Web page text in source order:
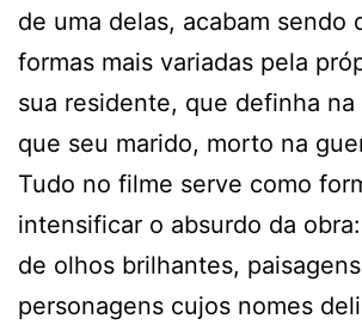
de uma delas, acabam sendo
formas mais variadas pela
sua residente, que definha na
que seu marido, morto na
Tudo no filme serve como
intensificar o absurdo da
de olhos brilhantes,
personagens cujos nomes